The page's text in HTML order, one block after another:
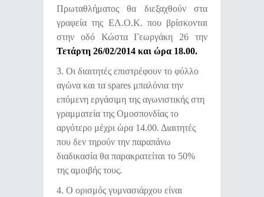
Πρωταθλήματος θα διεξαχθούν στα
γραφεία της ΕΛ.Ο.Κ. που βρίσκονται
στην οδό Κώστα Γεωργάκη 26 την
Τετάρτη 26/02/2014 και ώρα 18.00.
3. Οι διαιτητές επιστρέφουν το φύλλο
αγώνα και τα spares μπαλόνια την
επόμενη εργάσιμη της αγωνιστικής στη
γραμματεία της Ομοσπονδίας το
αργότερο μέχρι ώρα 14.00. Διαιτητές
που δεν τηρούν την παραπάνω
διαδικασία θα παρακρατείται το 50%
της αμοιβής τους.
4. Ο ορισμός γυμνασιάρχου είναι